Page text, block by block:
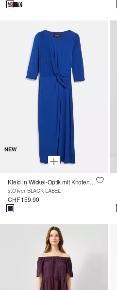
NEW
Kleid in Wickel-Optik mit Knoten-Detail
s.Oliver BLACK LABEL
CHF 159.90